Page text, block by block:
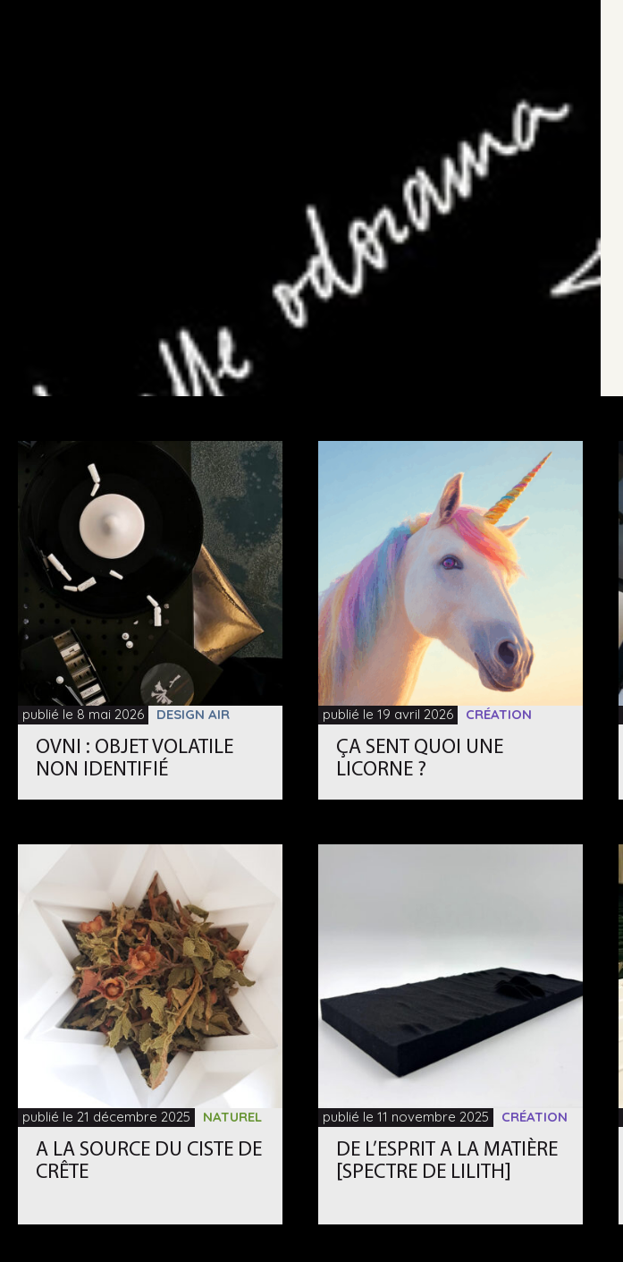
publié le 8 mai 2026 DESIGN AIR
OVNI : OBJET VOLATILE
NON IDENTIFIÉ
publié le 19 avril 2026 CRÉATION
ÇA SENT QUOI UNE
LICORNE ?
publié le 21 décembre 2025 NATUREL
A LA SOURCE DU CISTE DE
CRÊTE
publié le 11 novembre 2025 CRÉATION
DE L’ESPRIT A LA MATIÈRE
[SPECTRE DE LILITH]